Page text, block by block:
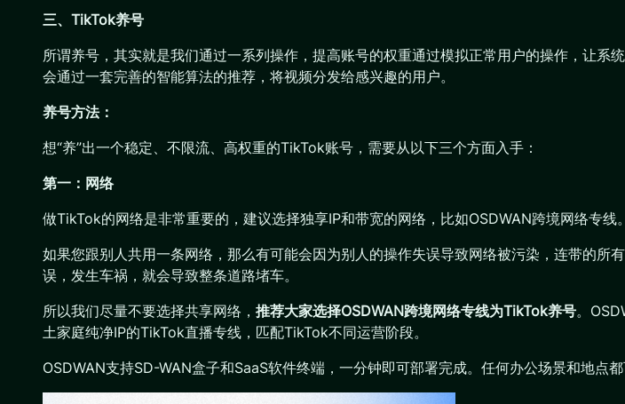
三、TikTok养号
所谓养号，其实就是我们通过一系列操作，提高账号的权重通过模拟正常用户的操作，让
会通过一套完善的智能算法的推荐，将视频分发给感兴趣的用户。
养号方法：
想“养”出一个稳定、不限流、高权重的TikTok账号，需要从以下三个方面入手：
第一：网络
做TikTok的网络是非常重要的，建议选择独享IP和带宽的网络，比如OSDWAN跨境网络专线。
如果您跟别人共用一条网络，那么有可能会因为别人的操作失误导致网络被污染，连带的
误，发生车祸，就会导致整条道路堵车。
所以我们尽量不要选择共享网络， 推荐大家选择OSDWAN跨境网络专线为TikTok养号。
土家庭纯净IP的TikTok直播专线，匹配TikTok不同运营阶段。
OSDWAN支持SD-WAN盒子和SaaS软件终端，一分钟即可部署完成。任何办公场景和地点